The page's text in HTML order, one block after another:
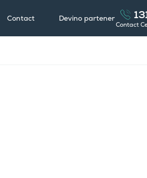
Contact Devino partener
Contact